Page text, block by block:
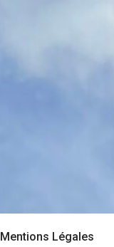
Mentions Légales